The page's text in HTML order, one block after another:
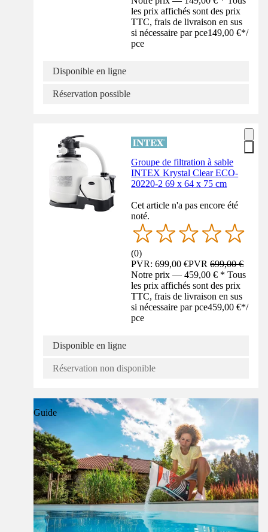
les prix affichés sont des prix
TTC, frais de livraison en sus
si nécessaire par pce149,00 €*/
pce
Disponible en ligne
Réservation possible
Groupe de filtration à sable
INTEX Krystal Clear ECO-
20220-2 69 x 64 x 75 cm
Cet article n'a pas encore été
noté.
(0)
PVR: 699,00 €PVR699,00 €
Notre prix — 459,00 € * Tous
les prix affichés sont des prix
TTC, frais de livraison en sus
si nécessaire par pce459,00 €*/
pce
Disponible en ligne
Réservation non disponible
Guide